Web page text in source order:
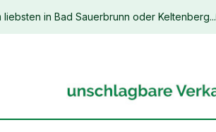
in Bad Sauerbrunn oder Keltenberg...